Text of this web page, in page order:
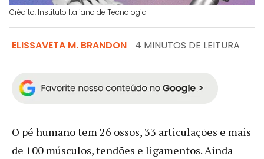
Crédito: Instituto Italiano de Tecnologia
ELISSAVETA M. BRANDON 4 MINUTOS DE LEITURA
O pé humano tem 26 ossos, 33 articulações e mais
de 100 músculos, tendões e ligamentos. Ainda